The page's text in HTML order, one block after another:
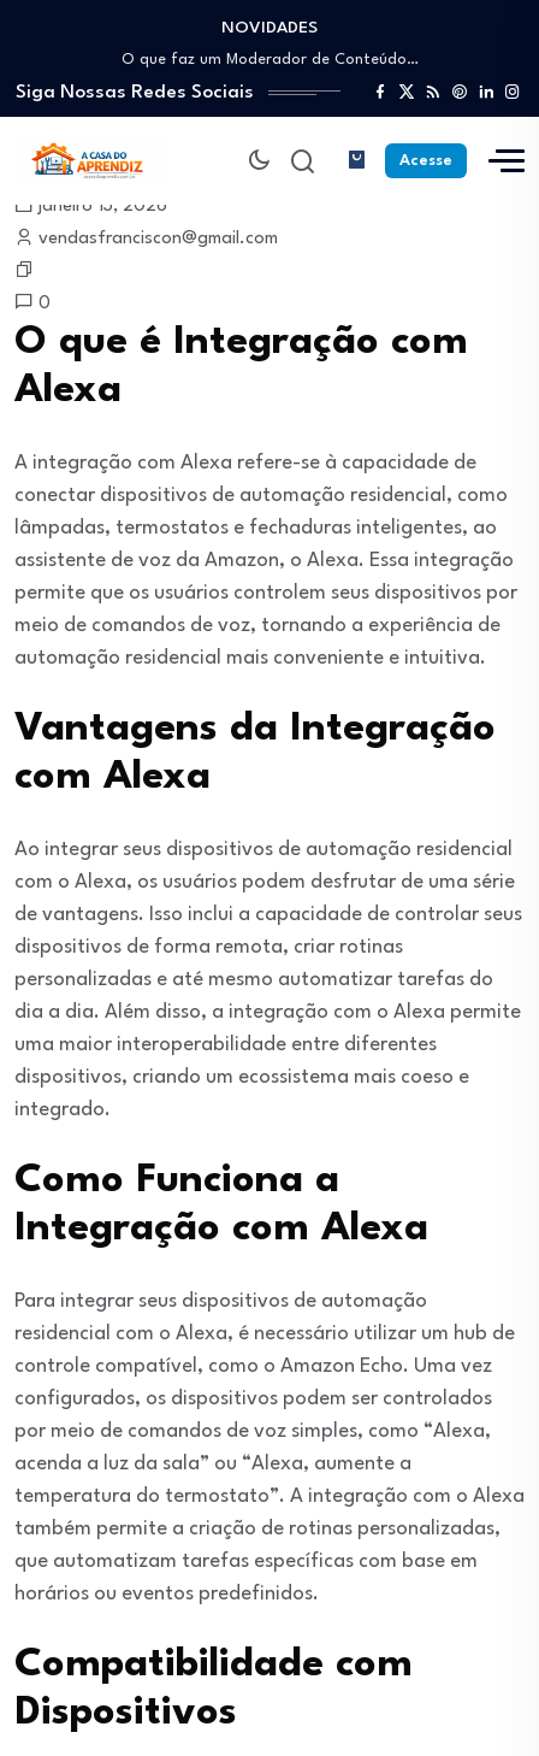
NOVIDADES
Como trabalhar como Estoquista: O guia para…
O que faz um Moderador de Conteúdo…
Como ser um Afiliado de Sucesso trabalhando…
Como dar Aulas Particulares Online e viver…
Profissão Instalador Solar: Como entrar no mercado…
Como trabalhar como Estoquista: O guia para…
O que faz um Moderador de Conteúdo…
Como ser um Afiliado de Sucesso trabalhando…
Siga Nossas Redes Sociais
Acesse
janeiro 13, 2026
vendasfranciscon@gmail.com
0
O que é Integração com
Alexa
A integração com Alexa refere-se à capacidade de
conectar dispositivos de automação residencial, como
lâmpadas, termostatos e fechaduras inteligentes, ao
assistente de voz da Amazon, o Alexa. Essa integração
permite que os usuários controlem seus dispositivos por
meio de comandos de voz, tornando a experiência de
automação residencial mais conveniente e intuitiva.
Vantagens da Integração
com Alexa
Ao integrar seus dispositivos de automação residencial
com o Alexa, os usuários podem desfrutar de uma série
de vantagens. Isso inclui a capacidade de controlar seus
dispositivos de forma remota, criar rotinas
personalizadas e até mesmo automatizar tarefas do
dia a dia. Além disso, a integração com o Alexa permite
uma maior interoperabilidade entre diferentes
dispositivos, criando um ecossistema mais coeso e
integrado.
Como Funciona a
Integração com Alexa
Para integrar seus dispositivos de automação
residencial com o Alexa, é necessário utilizar um hub de
controle compatível, como o Amazon Echo. Uma vez
configurados, os dispositivos podem ser controlados
por meio de comandos de voz simples, como “Alexa,
acenda a luz da sala” ou “Alexa, aumente a
temperatura do termostato”. A integração com o Alexa
também permite a criação de rotinas personalizadas,
que automatizam tarefas específicas com base em
horários ou eventos predefinidos.
Compatibilidade com
Dispositivos